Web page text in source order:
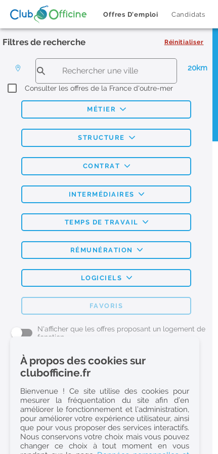
Offres D'emploi Candidats
Filtres de recherche Réinitialiser
20km
Consulter les offres de la France d'outre-mer
MÉTIER
STRUCTURE
CONTRAT
INTERMÉDIAIRES
TEMPS DE TRAVAIL
RÉMUNÉRATION
LOGICIELS
FAVORIS
N'afficher que les offres proposant un logement de
fonction
L'emploi Pharmacie par métier
Pharmacien (H/F)
Préparateur en Pharmacie (H/F)
Etudiant en Pharmacie (H/F)
Etudiant en Pharmacie 6e année validée (H/F)
Conseiller Dermo Cosmetique - Esthéticienne (H/F)
À propos des cookies sur
clubofficine.fr
Bienvenue ! Ce site utilise des cookies pour
mesurer la fréquentation du site afin d’en
améliorer le fonctionnement et l’administration,
pour améliorer votre expérience utilisateur, ainsi
que pour vous proposer des services interactifs.
Nous conservons votre choix mais vous pouvez
changer ce choix à tout moment en vous